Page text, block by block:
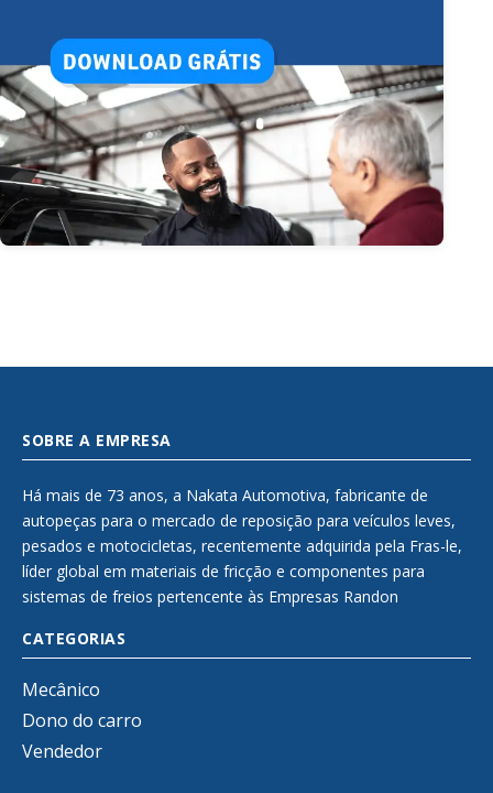
SOBRE A EMPRESA
Há mais de 73 anos, a Nakata Automotiva, fabricante de
autopeças para o mercado de reposição para veículos leves,
pesados e motocicletas, recentemente adquirida pela Fras-le,
líder global em materiais de fricção e componentes para
sistemas de freios pertencente às Empresas Randon
CATEGORIAS
Mecânico
Dono do carro
Vendedor